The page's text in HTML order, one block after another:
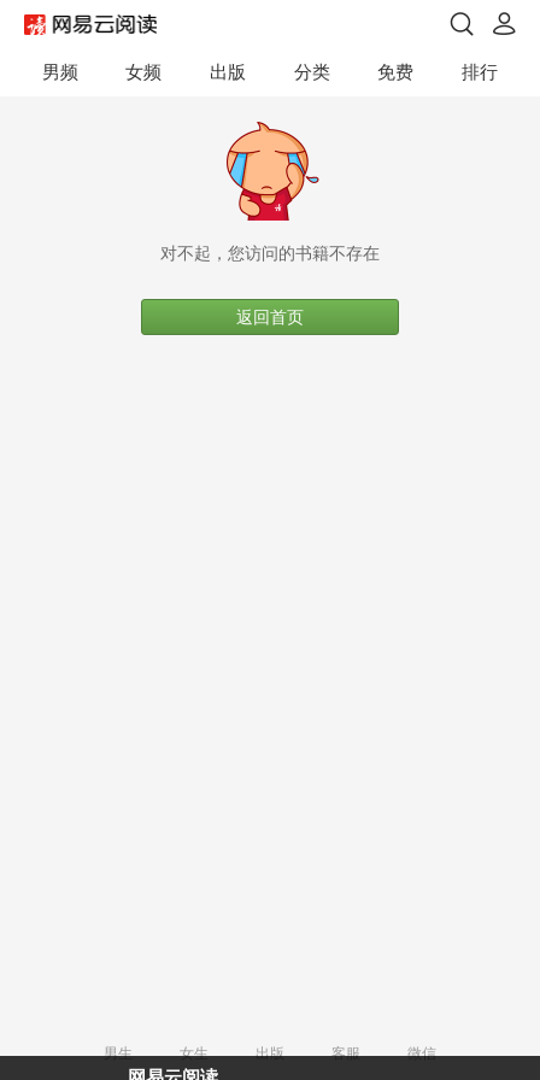
男频 女频 出版 分类 免费 排行
对不起，您访问的书籍不存在
返回首页
男生 女生 出版 客服
微信